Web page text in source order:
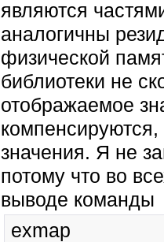
являются
аналогичны
физической
библиотеки не
отображаемое
значения. Я не
потому что во
выводе команды
exmap